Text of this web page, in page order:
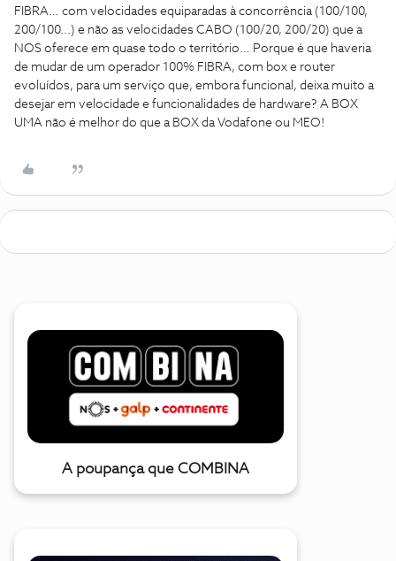
FIBRA… com velocidades equiparadas à concorrência (100/100,
200/100...) e não as velocidades CABO (100/20, 200/20) que a
NOS oferece em quase todo o território… Porque é que haveria
de mudar de um operador 100% FIBRA, com box e router
evoluídos, para um serviço que, embora funcional, deixa muito a
desejar em velocidade e funcionalidades de hardware? A BOX
UMA não é melhor do que a BOX da Vodafone ou MEO!
A poupança que COMBINA